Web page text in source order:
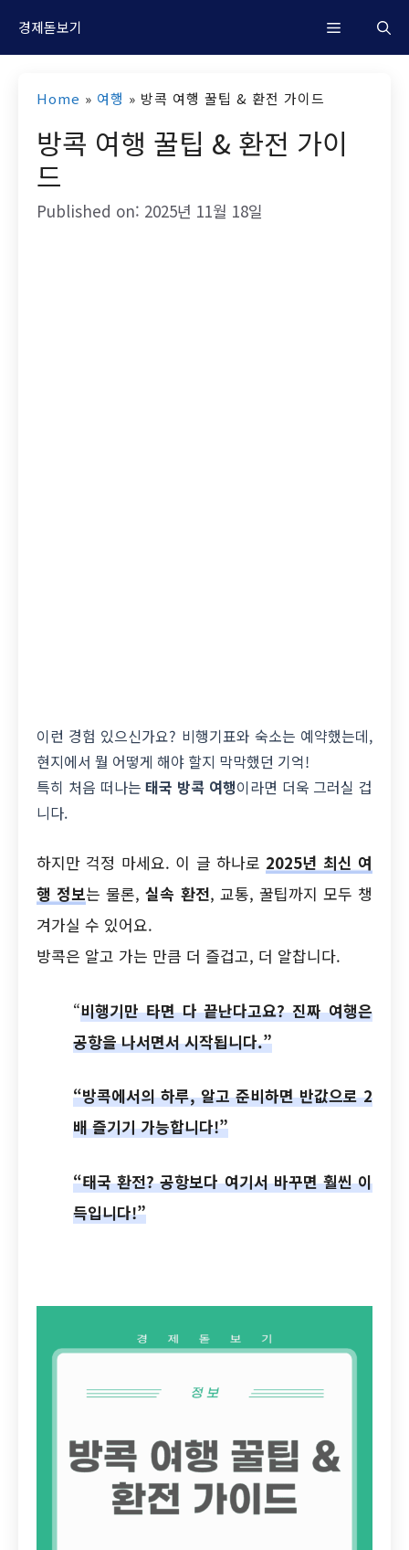
경제돋보기 M
n
Home » 여행 » 방콕 여행 꿀팁 & 환전 가이드
방콕 여행 꿀팁 & 환전 가이
드
Published on: 2025년 11월 18일
이런 경험 있으신가요? 비행기표와 숙소는 예약했는데,
현지에서 뭘 어떻게 해야 할지 막막했던 기억!
특히 처음 떠나는태국 방콕 여행이라면 더욱 그러실 겁
니다.
하지만 걱정 마세요. 이 글 하나로 2025년 최신 여
행 정보는 물론,실속 환전, 교통, 꿀팁까지 모두 챙
겨가실 수 있어요.
방콕은 알고 가는 만큼 더 즐겁고, 더 알찹니다.
“비행기만 타면 다 끝난다고요? 진짜 여행은
공항을 나서면서 시작됩니다.”
“방콕에서의 하루, 알고 준비하면 반값으로 2
배 즐기기 가능합니다!”
“태국 환전? 공항보다 여기서 바꾸면 훨씬 이
득입니다!”